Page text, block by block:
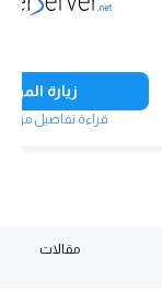
زيارة
قراءة تفاصيل مزود
مقالات